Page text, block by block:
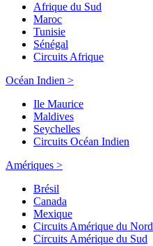
Afrique du Sud
Maroc
Tunisie
Sénégal
Circuits Afrique
Océan Indien >
Ile Maurice
Maldives
Seychelles
Circuits Océan Indien
Amériques >
Brésil
Canada
Mexique
Circuits Amérique du Nord
Circuits Amérique du Sud